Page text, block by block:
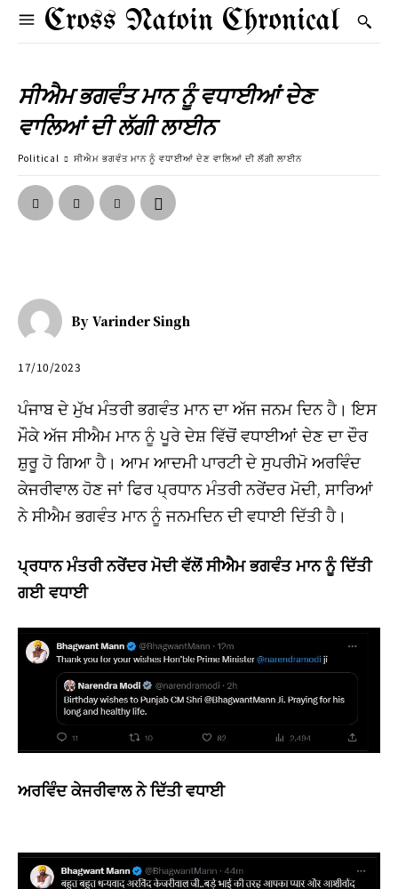
Cross Natoin Chronical
ਸੀਐਮ ਭਗਵੰਤ ਮਾਨ ਨੂੰ ਵਧਾਈਆਂ ਦੇਣ
ਵਾਲਿਆਂ ਦੀ ਲੱਗੀ ਲਾਈਨ
Political ਸੀਐਮ ਭਗਵੰਤ ਮਾਨ ਨੂੰ ਵਧਾਈਆਂ ਦੇਣ ਵਾਲਿਆਂ ਦੀ ਲੱਗੀ ਲਾਈਨ
By Varinder Singh
17/10/2023
ਪੰਜਾਬ ਦੇ ਮੁੱਖ ਮੰਤਰੀ ਭਗਵੰਤ ਮਾਨ ਦਾ ਅੱਜ ਜਨਮ ਦਿਨ ਹੈ। ਇਸ
ਮੌਕੇ ਅੱਜ ਸੀਐਮ ਮਾਨ ਨੂੰ ਪੂਰੇ ਦੇਸ਼ ਵਿੱਚੋਂ ਵਧਾਈਆਂ ਦੇਣ ਦਾ ਦੌਰ
ਸ਼ੁਰੂ ਹੋ ਗਿਆ ਹੈ। ਆਮ ਆਦਮੀ ਪਾਰਟੀ ਦੇ ਸੁਪਰੀਮੋ ਅਰਵਿੰਦ
ਕੇਜਰੀਵਾਲ ਹੋਣ ਜਾਂ ਫਿਰ ਪ੍ਰਧਾਨ ਮੰਤਰੀ ਨਰੇਂਦਰ ਮੋਦੀ, ਸਾਰਿਆਂ
ਨੇ ਸੀਐਮ ਭਗਵੰਤ ਮਾਨ ਨੂੰ ਜਨਮਦਿਨ ਦੀ ਵਧਾਈ ਦਿੱਤੀ ਹੈ।
ਪ੍ਰਧਾਨ ਮੰਤਰੀ ਨਰੇਂਦਰ ਮੋਦੀ ਵੱਲੋਂ ਸੀਐਮ ਭਗਵੰਤ ਮਾਨ ਨੂੰ ਦਿੱਤੀ
ਗਈ ਵਧਾਈ
ਅਰਵਿੰਦ ਕੇਜਰੀਵਾਲ ਨੇ ਦਿੱਤੀ ਵਧਾਈ